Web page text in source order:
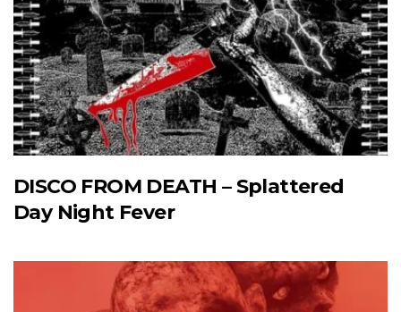
DISCO FROM DEATH – Splattered
Day Night Fever